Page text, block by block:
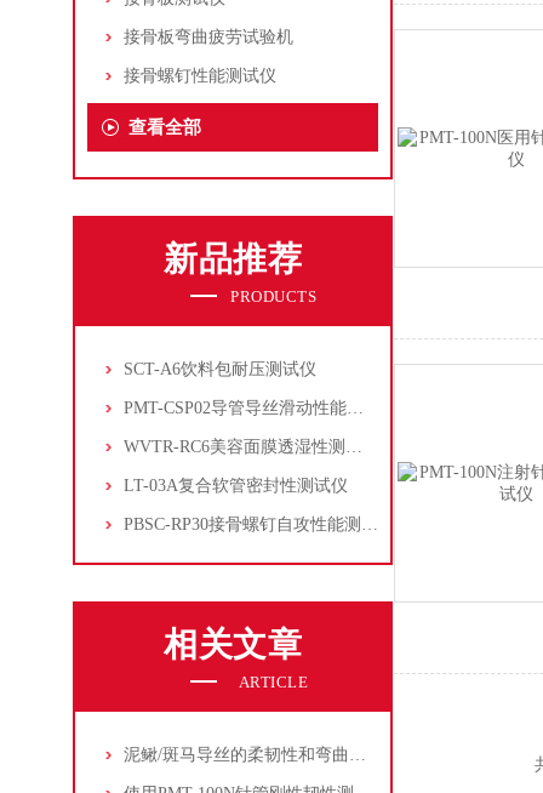
接骨板弯曲疲劳试验机
接骨螺钉性能测试仪
查看全部
新品推荐
PRODUCTS
SCT-A6饮料包耐压测试仪
PMT-CSP02导管导丝滑动性能测试仪
WVTR-RC6美容面膜透湿性测试仪
LT-03A复合软管密封性测试仪
PBSC-RP30接骨螺钉自攻性能测试‌仪
相关文章
ARTICLE
泥鳅/斑马导丝的柔韧性和弯曲性能测试